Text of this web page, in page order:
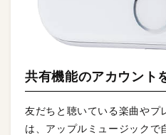
共有機能のアカウント
友だちと聴いている楽曲やプ
は、アップルミュージックで